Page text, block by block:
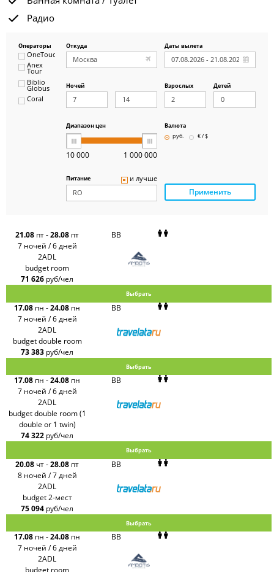
Радио
Операторы
OneTouch&Travel
Anex
Tour
Biblio
Globus
Coral
Alean
Sunmar
PlanTravel
FUN&SUN
ex TUI
Крымская
Волна
Russian
Интурист
Travelata
Откуда Даты вылета
Ночей Взрослых Детей
Диапазон цен
10 000 1 000 000
Валюта
руб.
€ / $
Питание и лучше
Применить
21.08 пт-28.08 пт
7 ночей / 6 дней
BB
2ADL
budget room
71 626 руб/чел
Выбрать
17.08 пн -24.08 пн
7 ночей / 6 дней
BB
2ADL
budget double room
73 383 руб/чел
Выбрать
17.08 пн -24.08 пн
7 ночей / 6 дней
BB
2ADL
budget double room (1
double or 1 twin)
74 322 руб/чел
Выбрать
20.08 чт-28.08 пт
8 ночей / 7 дней
BB
2ADL
budget 2-мест
75 094 руб/чел
Выбрать
17.08 пн -24.08 пн
7 ночей / 6 дней
BB
2ADL